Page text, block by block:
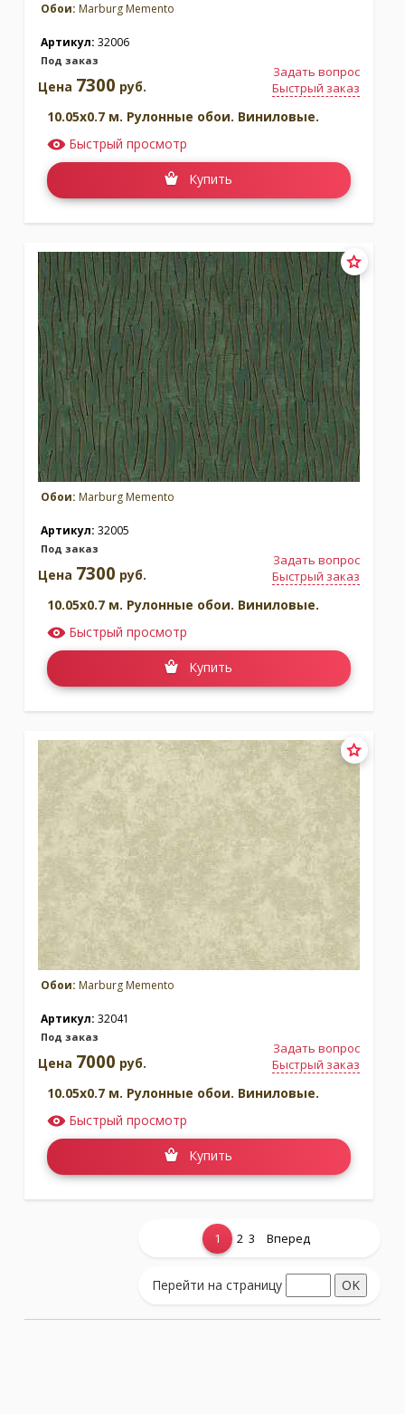
Обои: Marburg Memento
Артикул: 32006
Под заказ
Задать вопрос
Быстрый заказ
Цена 7300 руб.
10.05x0.7 м. Рулонные обои. Виниловые.
Быстрый просмотр
Купить
Обои: Marburg Memento
Артикул: 32005
Под заказ
Задать вопрос
Быстрый заказ
Цена 7300 руб.
10.05x0.7 м. Рулонные обои. Виниловые.
Быстрый просмотр
Купить
Обои: Marburg Memento
Артикул: 32041
Под заказ
Задать вопрос
Быстрый заказ
Цена 7000 руб.
10.05x0.7 м. Рулонные обои. Виниловые.
Быстрый просмотр
Купить
Показать еще...
1 2 3 Вперед
Перейти на страницу